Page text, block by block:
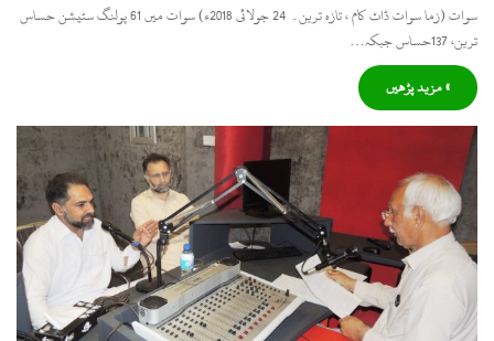
سوات (زما سوات ڈاٹ کام ، تازہ ترین۔ 24 جولائی 2018ء) سوات میں 61 پولنگ سٹیشن حساس
ترین، 137حساس جبکہ…
» مزید پڑھیں